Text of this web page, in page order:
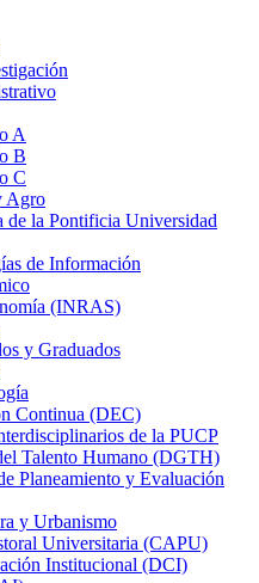
A
B
C
Agro
de la Pontificia Universidad
de Información
(INRAS)
y Graduados
Continua (DEC)
de la PUCP
Talento Humano (DGTH)
Planeamiento y Evaluación
y Urbanismo
Universitaria (CAPU)
Institucional (DCI)